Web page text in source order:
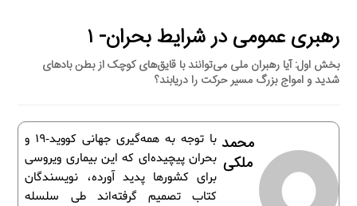
رهبری عمومی در شرایط بحران- ۱
بخش اول: آیا رهبران ملی می‌توانند با قایق‌های کوچک از بطن بادهای
شدید و امواج بزرگ مسیر حرکت را دریابند؟
با توجه به همه‌گیری جهانی کووید-19 و
بحران پیچیده‌ای که این بیماری ویروسی
برای کشورها پدید آورده، نویسندگان
کتاب تصمیم گرفته‌اند طی سلسله
محمد
ملکی